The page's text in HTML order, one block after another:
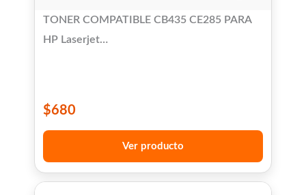
TONER COMPATIBLE CB435 CE285 PARA
HP Laserjet
$680
Ver producto